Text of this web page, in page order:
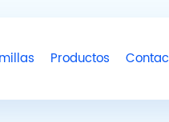
Productos